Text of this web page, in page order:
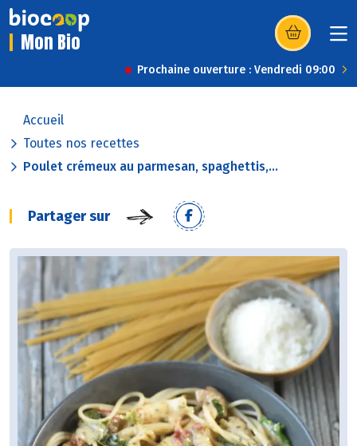
Mon Bio (s’ouvre dans
Prochaine ouverture : Vendredi 09:00
Accueil
Toutes nos recettes
Poulet crémeux au parmesan, spaghettis,...
Partager sur